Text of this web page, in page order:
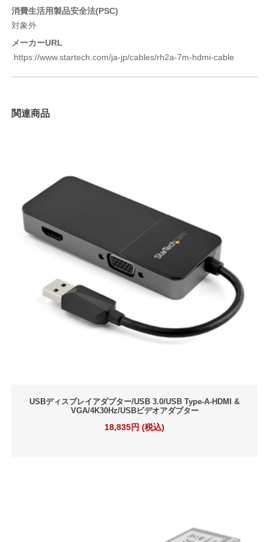
消費生活用製品安全法(PSC)
対象外
メーカーURL
https://www.startech.com/ja-jp/cables/rh2a-7m-hdmi-cable
関連商品
USBディスプレイアダプター/USB 3.0/USB Type-A-HDMI &
VGA/4K30Hz/USBビデオアダプター
18,835円 (税込)